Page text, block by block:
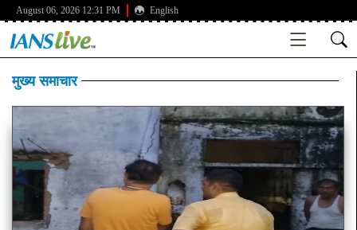
August 06, 2026 12:31 PM English
मुख्य समाचार